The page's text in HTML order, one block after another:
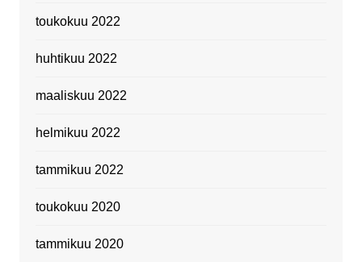
toukokuu 2022
huhtikuu 2022
maaliskuu 2022
helmikuu 2022
tammikuu 2022
toukokuu 2020
tammikuu 2020